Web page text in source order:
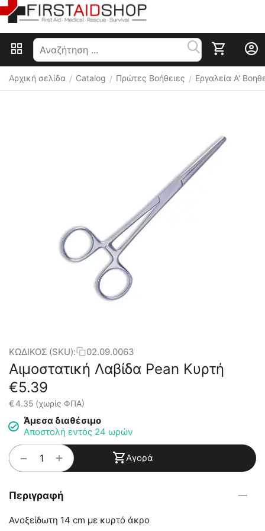
Αρχική σελίδα / Catalog / Πρώτες Βοήθειες / Εργαλεία Α'
ΚΩΔΙΚΟΣ (SKU): 02.09.0063
Αιμοστατική Λαβίδα Pean Κυρτή
€5.39
€4.35 (χωρίς ΦΠΑ)
Άμεσα διαθέσιμο
Αποστολή εντός 24 ωρών
+
− Αγορά
Περιγραφή
Ανοξείδωτη 14 cm με κυρτό άκρο